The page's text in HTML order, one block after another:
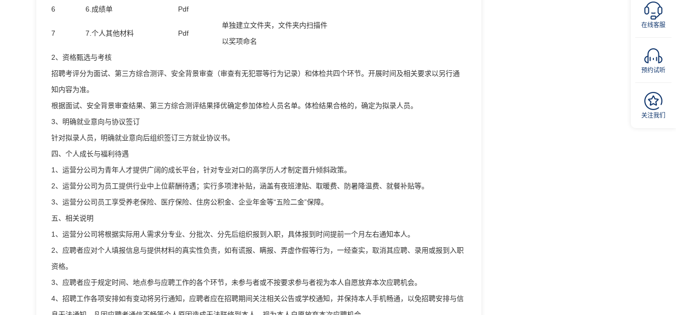
* 手机号:
我已阅读并同意《用户服务条款及隐私政策》
6
6.成绩单 Pdf
7 7.个人其他材料 Pdf
单独建立文件夹，文件夹内扫描件
以奖项命名
2、资格甄选与考核
招聘考评分为面试、第三方综合测评、安全背景审查（审查有无犯罪等行为记录）和体检共四个环节。开展时间及相关要求以另行通
知内容为准。
根据面试、安全背景审查结果、第三方综合测评结果择优确定参加体检人员名单。体检结果合格的，确定为拟录人员。
3、明确就业意向与协议签订
针对拟录人员，明确就业意向后组织签订三方就业协议书。
四、个人成长与福利待遇
1、运营分公司为青年人才提供广阔的成长平台，针对专业对口的高学历人才制定晋升倾斜政策。
2、运营分公司为员工提供行业中上位薪酬待遇；实行多项津补贴，涵盖有夜班津贴、取暖费、防暑降温费、就餐补贴等。
3、运营分公司员工享受养老保险、医疗保险、住房公积金、企业年金等“五险二金”保障。
五、相关说明
1、运营分公司将根据实际用人需求分专业、分批次、分先后组织报到入职，具体报到时间提前一个月左右通知本人。
2、应聘者应对个人填报信息与提供材料的真实性负责，如有谎报、瞒报、弄虚作假等行为，一经查实，取消其应聘、录用或报到入职
资格。
3、应聘者应于规定时间、地点参与应聘工作的各个环节，未参与者或不按要求参与者视为本人自愿放弃本次应聘机会。
4、招聘工作各项安排如有变动将另行通知，应聘者应在招聘期间关注相关公告或学校通知，并保持本人手机畅通，以免招聘安排与信
*
立即下载
在线客服
预约试听
关注我们